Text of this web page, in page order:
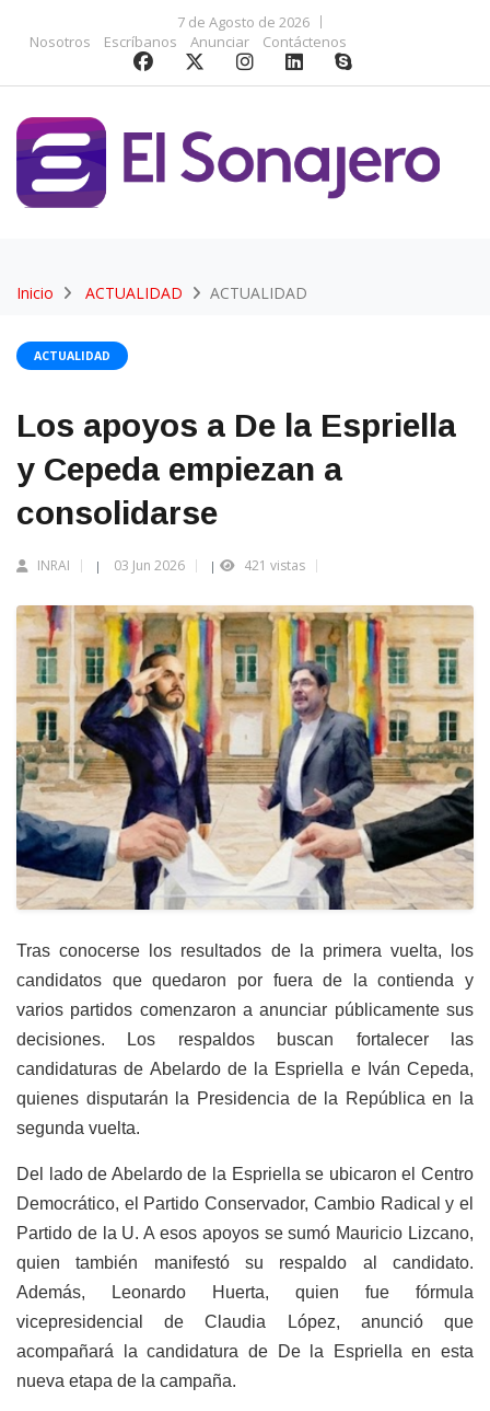
7 de Agosto de 2026
Nosotros
Escríbanos Anunciar Contáctenos
Inicio ACTUALIDAD ACTUALIDAD
ACTUALIDAD
Los apoyos a De la Espriella
y Cepeda empiezan a
consolidarse
INRAI | 03 Jun 2026 | 421 vistas
Tras conocerse los resultados de la primera vuelta, los
candidatos que quedaron por fuera de la contienda y
varios partidos comenzaron a anunciar públicamente sus
decisiones. Los respaldos buscan fortalecer las
candidaturas de Abelardo de la Espriella e Iván Cepeda,
quienes disputarán la Presidencia de la República en la
segunda vuelta.
Del lado de Abelardo de la Espriella se ubicaron el Centro
Democrático, el Partido Conservador, Cambio Radical y el
Partido de la U. A esos apoyos se sumó Mauricio Lizcano,
quien también manifestó su respaldo al candidato.
Además, Leonardo Huerta, quien fue fórmula
vicepresidencial de Claudia López, anunció que
acompañará la candidatura de De la Espriella en esta
nueva etapa de la campaña.